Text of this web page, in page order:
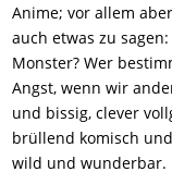
Anime; vor allem
auch etwas zu
Monster? Wer
Angst, wenn wir
und bissig, clever
brüllend komisch
wild und wunderbar.